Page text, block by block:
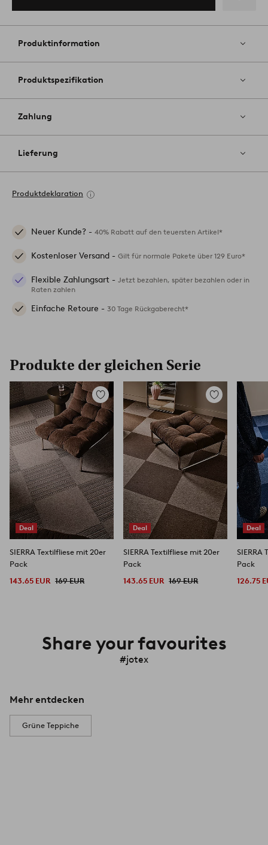
Favoriten
Produktinformation
Produktspezifikation
Zahlung
Lieferung
Produktdeklaration
Neuer Kunde? - 40% Rabatt auf den teuersten Artikel*
Kostenloser Versand - Gilt für normale Pakete über 129 Euro*
Flexible Zahlungsart - Jetzt bezahlen, später bezahlen oder in
Raten zahlen
Einfache Retoure - 30 Tage Rückgaberecht*
Produkte der gleichen Serie
Deal
Zu
Favoriten
hinzufügen
SIERRA Textilfliese mit 20er
Pack
143.65 EUR 169 EUR
Deal
Zu
hinzufügen
SIERRA Textilfliese mit 20er
Pack
143.65 EUR 169 EUR
Deal
SIERRA
Pack
126.75
Share your favourites
#jotex
Mehr entdecken
Grüne Teppiche